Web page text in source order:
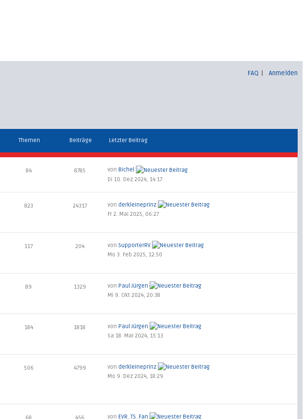
FAQ Anmelden
Themen Beiträge Letzter Beitrag
84 8785 von Bichel
Di 10. Dez 2024, 14:17
823 24317 von derkleineprinz
Fr 2. Mai 2025, 06:27
117 204 vonSupporterRV
Mo 3. Feb 2025, 12:50
89 1329 von Paul Jürgen
Mi 9. Okt 2024, 20:38
184 1818 von Paul Jürgen
Sa 18. Mai 2024, 15:13
506 4799 von derkleineprinz
Mo 9. Dez 2024, 18:29
68 456 von EVR_TS_Fan